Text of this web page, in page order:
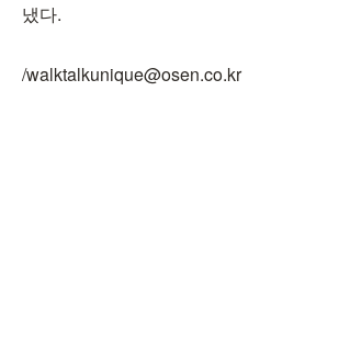
냈다.
/walktalkunique@osen.co.kr